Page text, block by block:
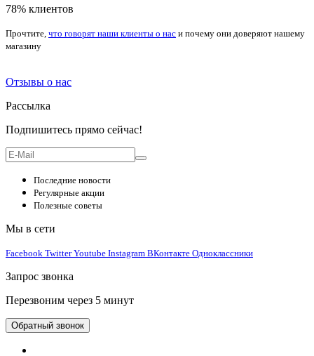
78% клиентов
Прочтите, что говорят наши клиенты о нас и почему они доверяют нашему
магазину
Отзывы о нас
Рассылка
Подпишитесь прямо сейчас!
Последние новости
Регулярные акции
Полезные советы
Мы в сети
Facebook TwitterYoutube Instagram ВКонтакте Одноклассники
Запрос звонка
Перезвоним через 5 минут
Обратный звонок